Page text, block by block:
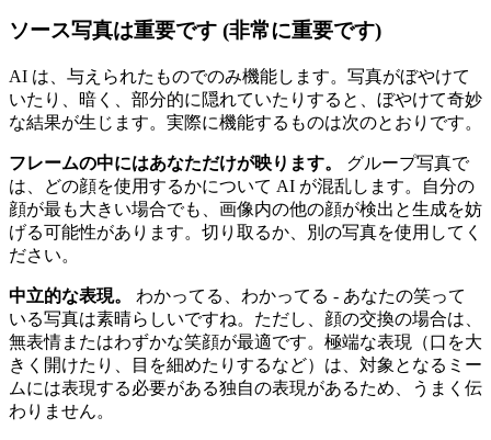
ソース写真は重要です (非常に重要です)
AI は、与えられたものでのみ機能します。写真がぼやけて
いたり、暗く、部分的に隠れていたりすると、ぼやけて奇妙
な結果が生じます。実際に機能するものは次のとおりです。
フレームの中にはあなただけが映ります。
グループ写真で
は、どの顔を使用するかについて AI が混乱します。自分の
顔が最も大きい場合でも、画像内の他の顔が検出と生成を妨
げる可能性があります。切り取るか、別の写真を使用してく
ださい。
中立的な表現。
わかってる、わかってる - あなたの笑って
いる写真は素晴らしいですね。ただし、顔の交換の場合は、
無表情またはわずかな笑顔が最適です。極端な表現（口を大
きく開けたり、目を細めたりするなど）は、対象となるミー
ムには表現する必要がある独自の表現があるため、うまく伝
わりません。